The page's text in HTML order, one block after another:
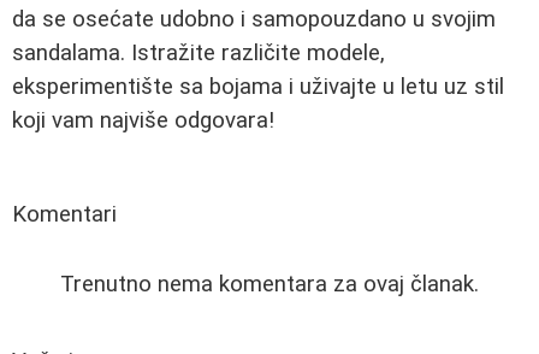
da se osećate udobno i samopouzdano u svojim
sandalama. Istražite različite modele,
eksperimentište sa bojama i uživajte u letu uz stil
koji vam najviše odgovara!
Komentari
Trenutno nema komentara za ovaj članak.